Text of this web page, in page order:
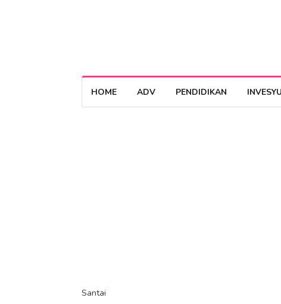
HOME ADV PENDIDIKAN
Santai